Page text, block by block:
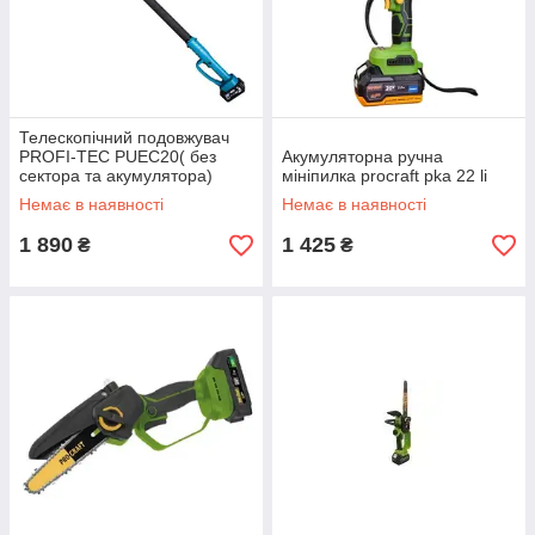
Телескопічний подовжувач
PROFI-TEC PUEC20( без
сектора та акумулятора)
Немає в наявності
1 890 ₴
Акумуляторна ручна
мініпилка procraft pka 22 li
Немає в наявності
1 425 ₴